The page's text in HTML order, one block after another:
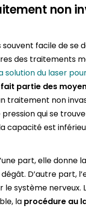
non
facile de se
des traitements
solution du laser
partie des
traitement non
qui se
capacité est
part, elle donne
D’autre part,
système nerveux.
la procédure au